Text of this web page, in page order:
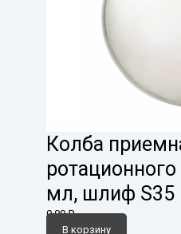
Колба
мл, шлиф S35
0,00₽
В корзину